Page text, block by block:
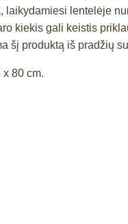
laikydamiesi lentelėje
kiekis gali keistis
šį produktą iš pradžių
x 80 cm.